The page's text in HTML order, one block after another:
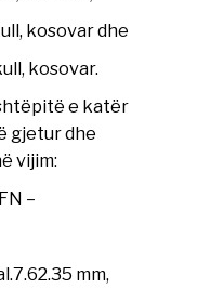
kosovar dhe
kosovar.
e katër
gjetur dhe
vijim:
–
mm,